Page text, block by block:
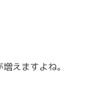
えますよね。